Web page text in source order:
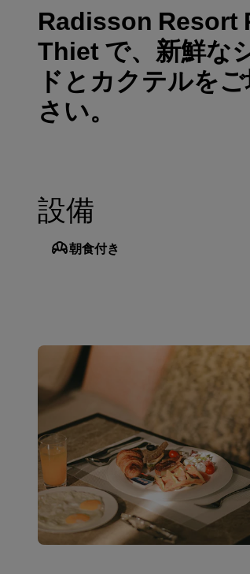
Radisson Resort
Thiet で、新鮮な
ドとカクテルを
さい。
設備
朝食付き